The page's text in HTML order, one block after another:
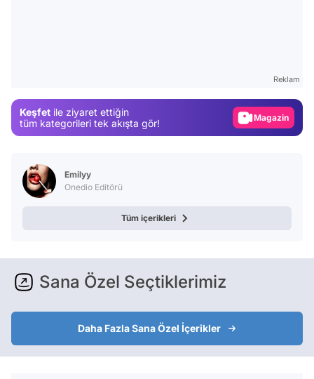
Reklam
Keşfet ile ziyaret ettiğin
tüm kategorileri tek akışta gör!
Magazin
Emilyy
Onedio Editörü
Tüm içerikleri
Sana Özel Seçtiklerimiz
Daha Fazla Sana Özel İçerikler